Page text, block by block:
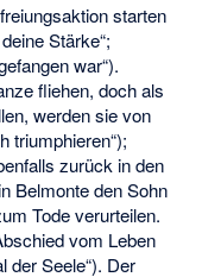
starten
Stärke“;
war“).
fliehen, doch als
werden sie von
triumphieren“);
zurück in den
Belmonte den Sohn
Tode verurteilen.
vom Leben
der Seele“). Der